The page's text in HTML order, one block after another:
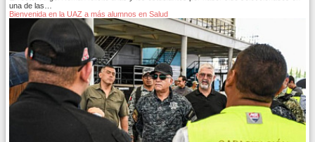
una de las…
Bienvenida en la UAZ a más alumnos en Salud